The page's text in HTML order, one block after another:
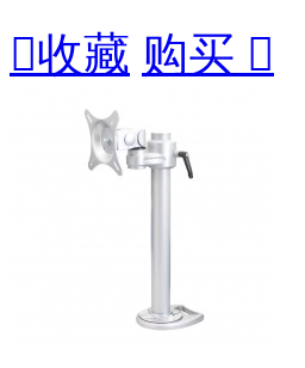
收藏 购买 